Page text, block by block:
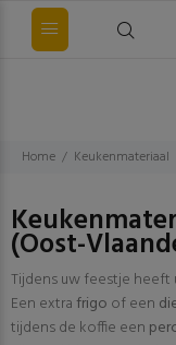
Home Keukenmateriaal
(Oost-
Tijdens uw feestje heeft
Een extrafrigo of een
tijdens de koffie een